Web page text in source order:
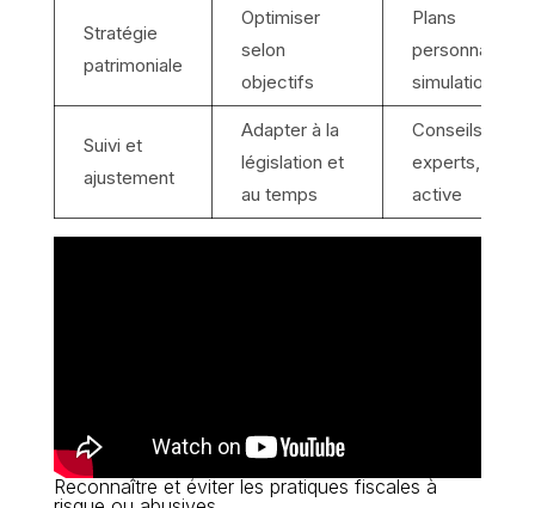
Stratégie
patrimoniale
Optimiser
selon
objectifs
Plans
personnalisés,
simulations
Suivi et
ajustement
Adapter à la
législation et
au temps
Conseils
experts, veille
active
Reconnaître et éviter les pratiques fiscales à